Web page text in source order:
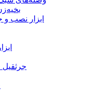
ابزار نصب و